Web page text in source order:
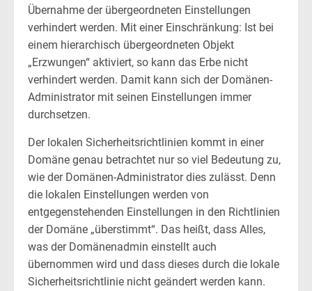
Übernahme der übergeordneten Einstellungen
verhindert werden. Mit einer Einschränkung: Ist bei
einem hierarchisch übergeordneten Objekt
„Erzwungen“ aktiviert, so kann das Erbe nicht
verhindert werden. Damit kann sich der Domänen-
Administrator mit seinen Einstellungen immer
durchsetzen.
Der lokalen Sicherheitsrichtlinien kommt in einer
Domäne genau betrachtet nur so viel Bedeutung zu,
wie der Domänen-Administrator dies zulässt. Denn
die lokalen Einstellungen werden von
entgegenstehenden Einstellungen in den Richtlinien
der Domäne „überstimmt“. Das heißt, dass Alles,
was der Domänenadmin einstellt auch
übernommen wird und dass dieses durch die lokale
Sicherheitsrichtlinie nicht geändert werden kann.